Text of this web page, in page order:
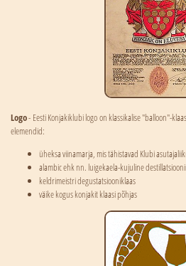
Logo- Eesti Konjakiklubi logo on klassikalise "balloon"-
elemendid:
üheksa viinamarja, mis tähistavad Klubi
alambic ehk nn. luigekaela-kujuline
keldrimeistri degustatsiooniklaas
väike kogus konjakit klaasi põhjas